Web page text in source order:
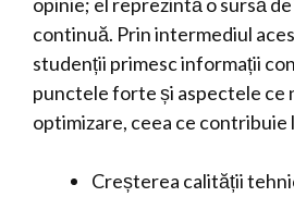
continuă. Prin intermediul
studenții primesc informații
punctele forte și aspectele ce
optimizare, ceea ce contribuie
Creșterea calității